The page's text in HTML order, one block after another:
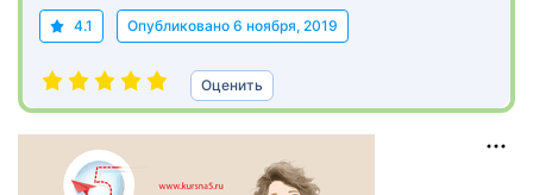
4.1 Опубликовано 6 ноября, 2019
Оценить